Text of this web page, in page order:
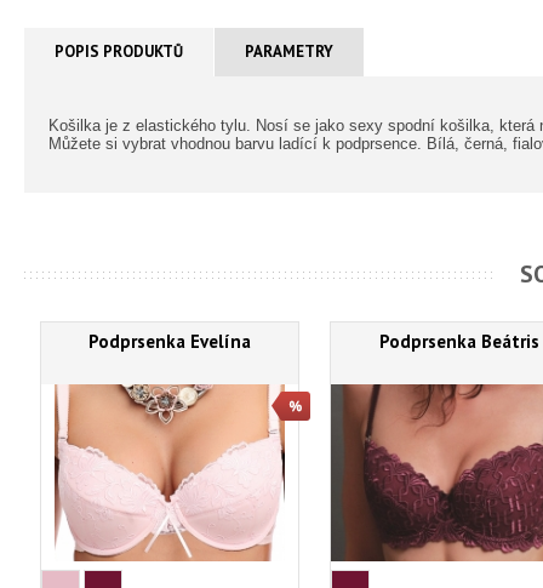
POPIS PRODUKTŮ PARAMETRY
Košilka je z elastického tylu. Nosí se jako sexy spodní košilka, která
Můžete si vybrat vhodnou barvu ladící k podprsence. Bílá, černá,
Podprsenka Evelína Podprsenka Beátris